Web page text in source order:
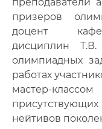
преподаватели
призеров
доцент
дисциплин
олимпиадных
работах
мастер-
нейтивов